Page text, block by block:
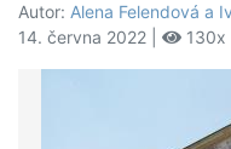
Autor: Alena Felendová a
14. června 2022 |
130x